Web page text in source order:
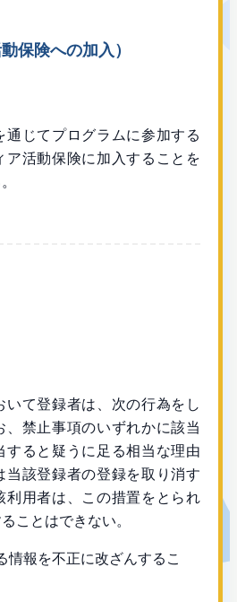
保険への加入）
じてプログラムに参加する
ア活動保険に加入することを
て登録者は、次の行為をし
禁止事項のいずれかに該当
すると疑うに足る相当な理由
当該登録者の登録を取り消す
利用者は、この措置をとられ
ことはできない。
情報を不正に改ざんするこ